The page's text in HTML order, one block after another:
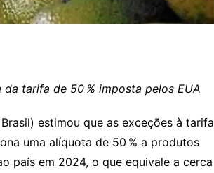
tarifa de 50 % imposta pelos EUA
estimou que as exceções à tarifa
uma alíquota de 50 % a produtos
país em 2024, o que equivale a cerca